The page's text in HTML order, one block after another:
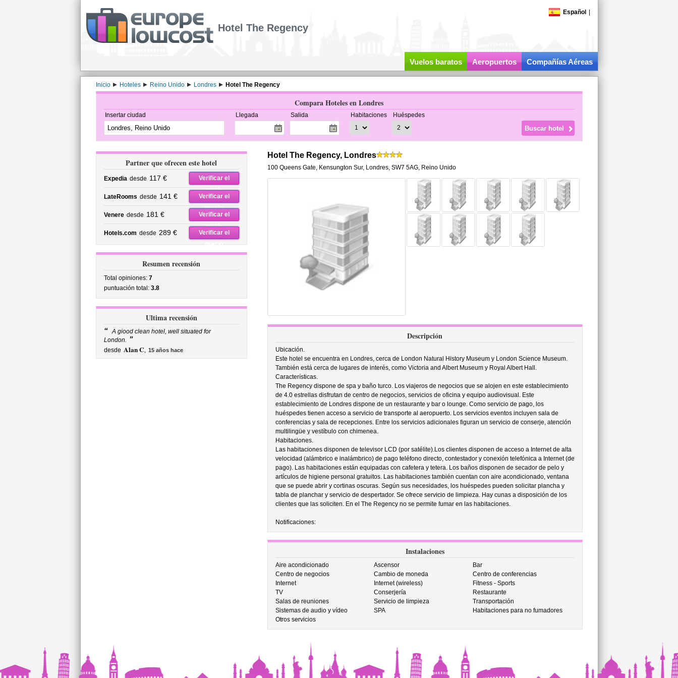
Español
Hotel The Regency
Vuelos baratos Aeropuertos Compañías Aéreas
Inicio Hoteles Reino Unido Londres Hotel The Regency
Compara Hoteles en Londres
Insertar ciudad Llegada Salida Habitaciones Huéspedes
Partner que ofrecen este hotel
Expedia desde 117 €
Verificar el
precio
LateRooms desde 141 €
Verificar el
precio
Venere desde 181 €
Verificar el
precio
Hotels.com desde 289 €
Verificar el
precio
Resumen recensión
Total opiniones: 7
puntuación total: 3.8
Ultima recensión
“ A giood clean hotel, well situated for
London. ”
desde Alan C, 15 años hace
Hotel The Regency, Londres
100 Queens Gate, Kensungton Sur, Londres, SW7 5AG, Reino Unido
Descripción
Ubicación.
Este hotel se encuentra en Londres, cerca de London Natural History Museum y London Science Museum.
También está cerca de lugares de interés, como Victoria and Albert Museum y Royal Albert Hall.
Características.
The Regency dispone de spa y baño turco. Los viajeros de negocios que se alojen en este establecimiento
de 4.0 estrellas disfrutan de centro de negocios, servicios de oficina y equipo audiovisual. Este
establecimiento de Londres dispone de un restaurante y bar o lounge. Como servicio de pago, los
huéspedes tienen acceso a servicio de transporte al aeropuerto. Los servicios eventos incluyen sala de
conferencias y sala de recepciones. Entre los servicios adicionales figuran un servicio de conserje, atención
multilingüe y vestíbulo con chimenea.
Habitaciones.
Las habitaciones disponen de televisor LCD (por satélite).Los clientes disponen de acceso a Internet de alta
velocidad (alámbrico e inalámbrico) de pago teléfono directo, contestador y conexión telefónica a Internet (de
pago). Las habitaciones están equipadas con cafetera y tetera. Los baños disponen de secador de pelo y
artículos de higiene personal gratuitos. Las habitaciones también cuentan con aire acondicionado, ventana
que se puede abrir y cortinas oscuras. Según sus necesidades, los huéspedes pueden solicitar plancha y
tabla de planchar y servicio de despertador. Se ofrece servicio de limpieza. Hay cunas a disposición de los
clientes que las soliciten. En el The Regency no se permite fumar en las habitaciones.
Notificaciones:
Instalaciones
Aire acondicionado Ascensor
Bar
Centro de negocios
Cambio de moneda
Centro de conferencias
Internet
Internet (wireless)
Fitness - Sports
TV
Conserjería
Restaurante
Salas de reuniones
Servicio de limpieza
Transportación
Sistemas de audio y vídeo
SPA
Habitaciones para no fumadores
Otros servicios